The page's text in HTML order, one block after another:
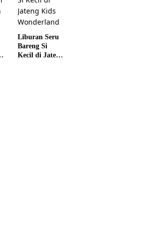
Liburan Seru
Bareng Si
Kecil di Jateng